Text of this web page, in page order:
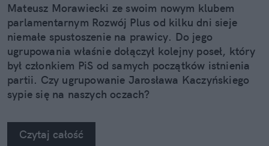
Mateusz Morawiecki ze swoim nowym klubem
parlamentarnym Rozwój Plus od kilku dni sieje
niemałe spustoszenie na prawicy. Do jego
ugrupowania właśnie dołączył kolejny poseł, który
był członkiem PiS od samych początków istnienia
partii. Czy ugrupowanie Jarosława Kaczyńskiego
sypie się na naszych oczach?
Czytaj całość